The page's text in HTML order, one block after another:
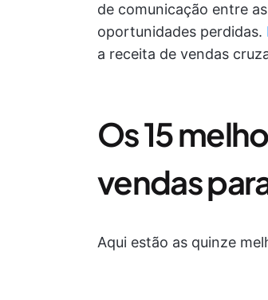
de comunicação entre
oportunidades perdidas.
a receita de vendas
Os 15
vendas
Aqui estão as quinze